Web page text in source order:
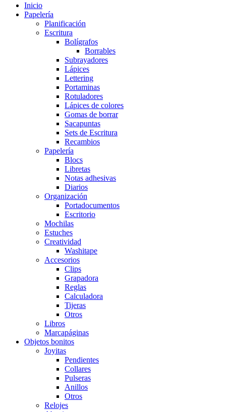
Inicio
Papelería
Planificación
Escritura
Bolígrafos
Borrables
Subrayadores
Lápices
Lettering
Portaminas
Rotuladores
Lápices de colores
Gomas de borrar
Sacapuntas
Sets de Escritura
Recambios
Papelería
Blocs
Libretas
Notas adhesivas
Diarios
Organización
Portadocumentos
Escritorio
Mochilas
Estuches
Creatividad
Washitape
Accesorios
Clips
Grapadora
Reglas
Calculadora
Tijeras
Otros
Libros
Marcapáginas
Objetos bonitos
Joyitas
Pendientes
Collares
Pulseras
Anillos
Otros
Relojes